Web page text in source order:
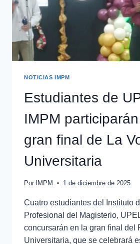
NOTICIAS IMPM
Estudiantes de
IMPM
gran final de La
Universitaria
Por IMPM 1 de diciembre de 2025
Cuatro estudiantes del Instituto
Profesional del Magisterio,
concursarán en la gran final del
Universitaria, que se celebrará